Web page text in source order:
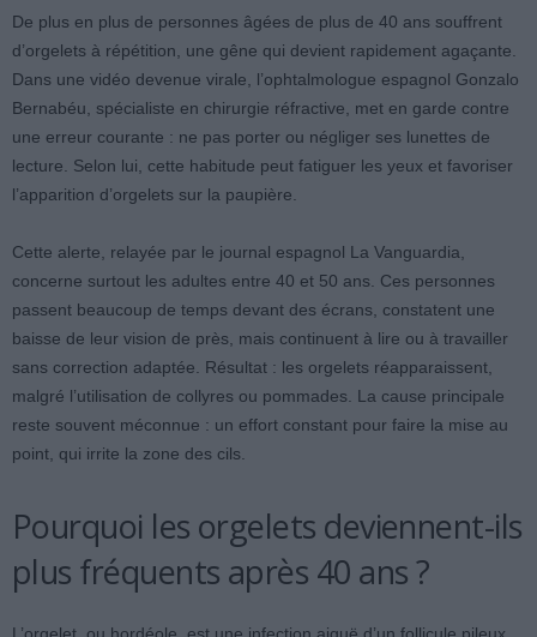
De plus en plus de personnes âgées de plus de 40 ans souffrent
d’orgelets à répétition, une gêne qui devient rapidement agaçante.
Dans une vidéo devenue virale, l’ophtalmologue espagnol Gonzalo
Bernabéu, spécialiste en chirurgie réfractive, met en garde contre
une erreur courante : ne pas porter ou négliger ses lunettes de
lecture. Selon lui, cette habitude peut fatiguer les yeux et favoriser
l’apparition d’orgelets sur la paupière.
Cette alerte, relayée par le journal espagnol La Vanguardia,
concerne surtout les adultes entre 40 et 50 ans. Ces personnes
passent beaucoup de temps devant des écrans, constatent une
baisse de leur vision de près, mais continuent à lire ou à travailler
sans correction adaptée. Résultat : les orgelets réapparaissent,
malgré l’utilisation de collyres ou pommades. La cause principale
reste souvent méconnue : un effort constant pour faire la mise au
point, qui irrite la zone des cils.
Pourquoi les orgelets deviennent-ils
plus fréquents après 40 ans ?